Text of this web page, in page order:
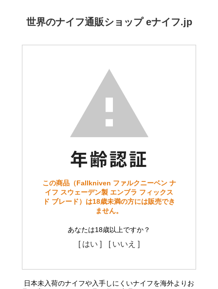
世界のナイフ通販ショップ eナイフ.jp
この商品（Fallkniven ファルクニーベン ナ
イフ スウェーデン製 エンブラ フィックス
ド ブレード）は18歳未満の方には販売でき
ません。
あなたは18歳以上ですか？
[ はい ] [ いいえ ]
日本未入荷のナイフや入手しにくいナイフを海外よりお